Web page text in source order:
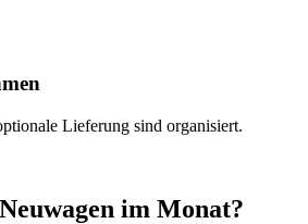
Lieferung sind organisiert.
im Monat?